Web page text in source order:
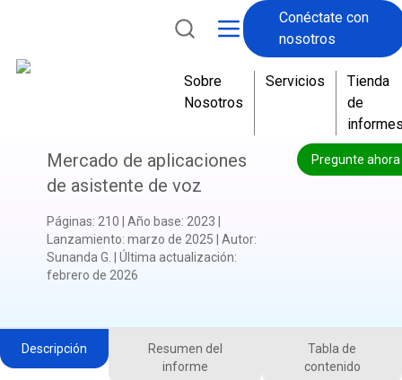
Conéctate con
nosotros
Sobre
Nosotros
Servicios
Tienda
de
Pregunte ahora
Mercado de aplicaciones
de asistente de voz
Páginas: 210 Año base: 2023
Lanzamiento: marzo de 2025 Autor:
Sunanda G.
Última actualización:
febrero de 2026
Descripción
Resumen del
informe
Tabla de
contenido